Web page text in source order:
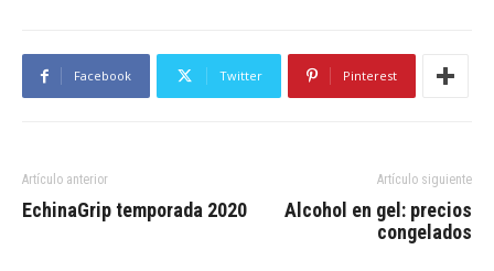
Facebook Twitter Pinterest
Artículo anterior
EchinaGrip temporada 2020
Artículo siguiente
Alcohol en gel: precios
congelados